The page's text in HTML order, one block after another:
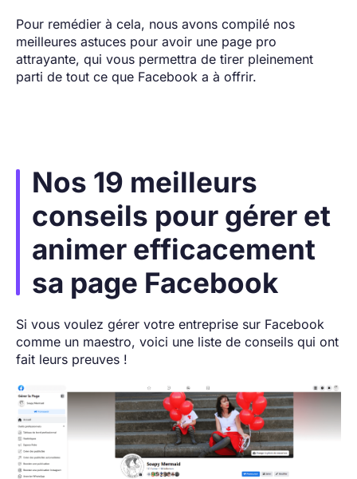
Pour remédier à cela, nous avons compilé nos
meilleures astuces pour avoir une page pro
attrayante, qui vous permettra de tirer pleinement
parti de tout ce que Facebook a à offrir.
Nos 19 meilleurs
conseils pour gérer et
animer efficacement
sa page Facebook
Si vous voulez gérer votre entreprise sur Facebook
comme un maestro, voici une liste de conseils qui ont
fait leurs preuves !